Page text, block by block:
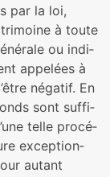
par la loi,
à toute
ou indi­
appe­lées à
néga­tif. En
sont suf­fi­
telle pro­cé­
excep­tion­
autant